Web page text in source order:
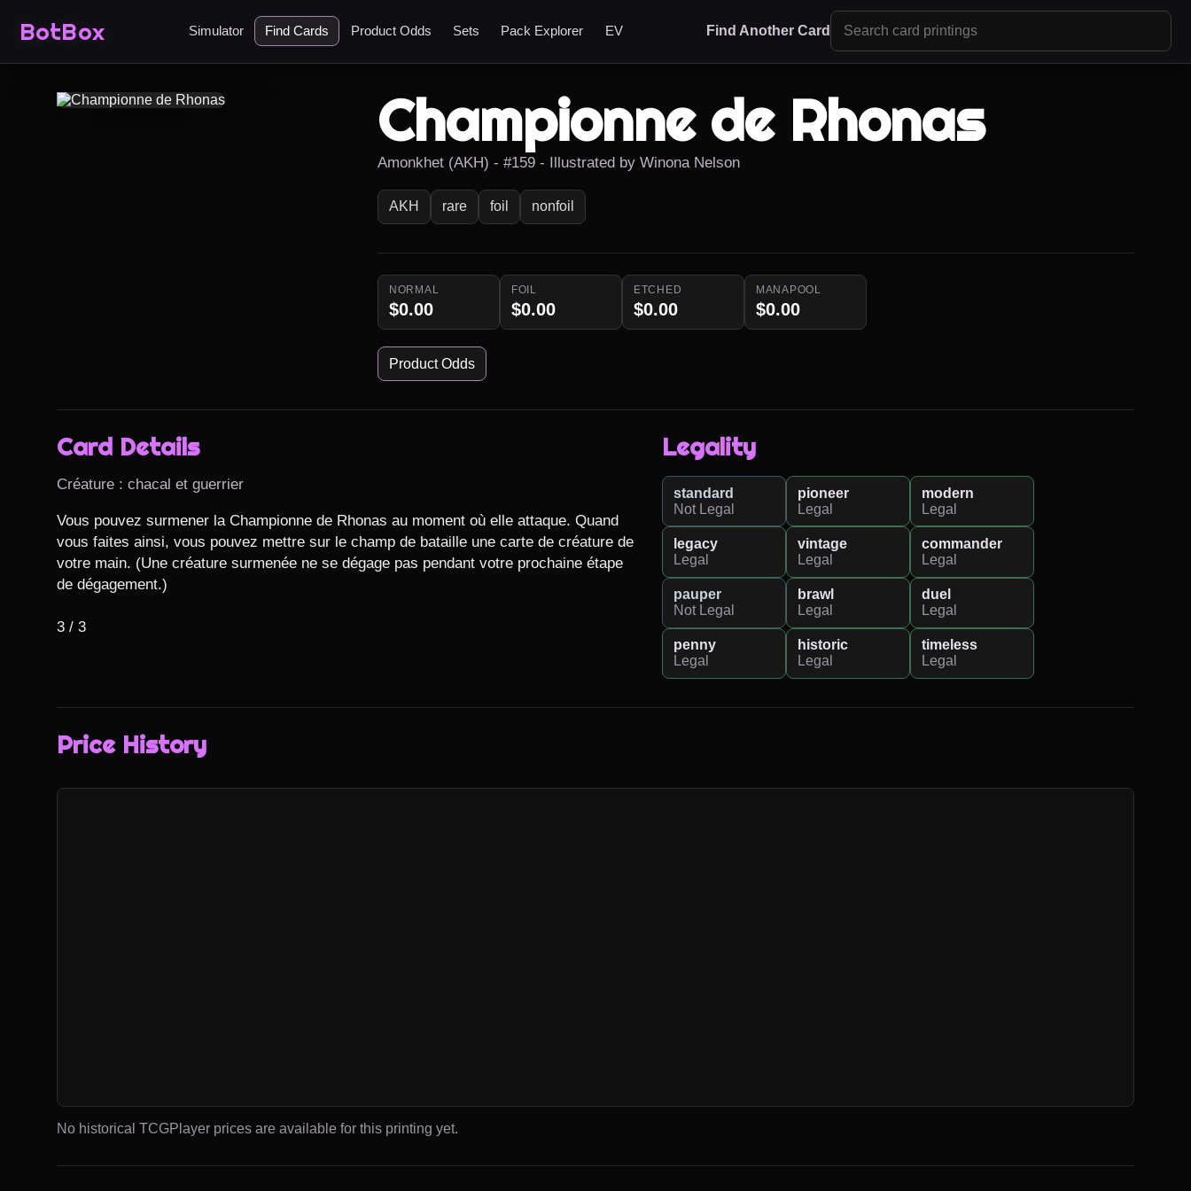
BotBox Simulator Find Cards Product Odds Sets Pack Explorer EV Find Another Card
Championne de Rhonas
Amonkhet (AKH) - #159 - Illustrated by Winona Nelson
AKH rare foil nonfoil
NORMAL
$0.00
FOIL
$0.00
ETCHED
$0.00
MANAPOOL
$0.00
Product Odds
Card Details
Créature : chacal et guerrier
Vous pouvez surmener la Championne de Rhonas au moment où elle attaque. Quand
vous faites ainsi, vous pouvez mettre sur le champ de bataille une carte de créature de
votre main. (Une créature surmenée ne se dégage pas pendant votre prochaine étape
de dégagement.)
3 / 3
Legality
standard
Not Legal
pioneer
Legal
modern
Legal
legacy
Legal
vintage
Legal
commander
Legal
pauper
Not Legal
brawl
Legal
duel
Legal
penny
Legal
historic
Legal
timeless
Legal
Price History
No historical TCGPlayer prices are available for this printing yet.